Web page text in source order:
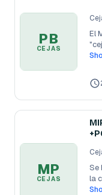
PB
CEJAS
El
MP
CEJAS
Se
la